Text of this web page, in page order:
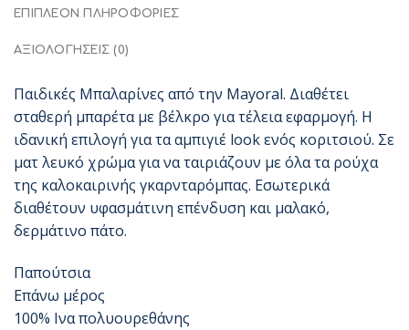
ΕΠΙΠΛΈΟΝ ΠΛΗΡΟΦΟΡΊΕΣ
ΑΞΙΟΛΟΓΉΣΕΙΣ (0)
Παιδικές Μπαλαρίνες από την Mayoral. Διαθέτει
σταθερή μπαρέτα με βέλκρο για τέλεια εφαρμογή. Η
ιδανική επιλογή για τα αμπιγιέ look ενός κοριτσιού. Σε
ματ λευκό χρώμα για να ταιριάζουν με όλα τα ρούχα
της καλοκαιρινής γκαρνταρόμπας. Εσωτερικά
διαθέτουν υφασμάτινη επένδυση και μαλακό,
δερμάτινο πάτο.
Παπούτσια
Επάνω μέρος
100% Ινα πολυουρεθάνης